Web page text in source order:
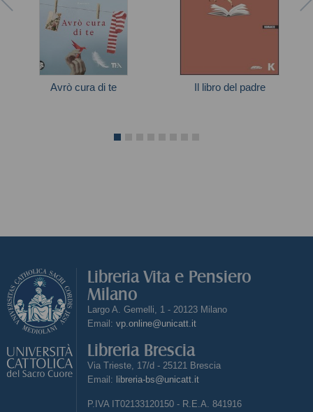
Avrò cura di te Il libro del padre
Libreria Vita e Pensiero
Milano
Largo A. Gemelli, 1 - 20123 Milano
Email: vp.online@unicatt.it
Libreria Brescia
Via Trieste, 17/d - 25121 Brescia
Email: libreria-bs@unicatt.it
P.IVA IT02133120150 - R.E.A. 841916